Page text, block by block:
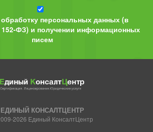
персональных данных (в
152-ФЗ) и получении информационных
писем
ЕДИНЫЙ КОНСАЛТЦЕНТР
2026 Единый КонсалтЦентр